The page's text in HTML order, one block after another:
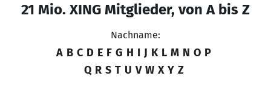
21 Mio. XING Mitglieder, von A bis Z
Nachname:
A B C D E F G H I J K L M N O P
Q R S T U V W X Y Z